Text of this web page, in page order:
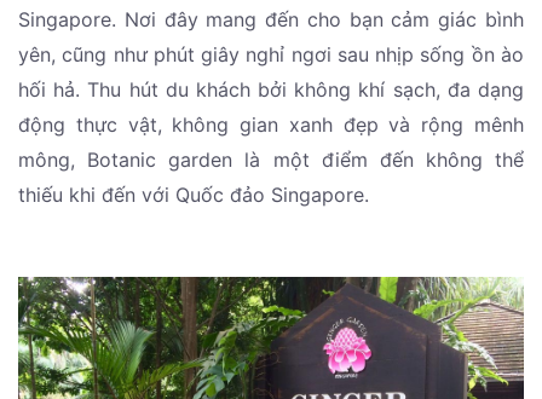
Singapore. Nơi đây mang đến cho bạn cảm giác bình
yên, cũng như phút giây nghỉ ngơi sau nhịp sống ồn ào
hối hả. Thu hút du khách bởi không khí sạch, đa dạng
động thực vật, không gian xanh đẹp và rộng mênh
mông, Botanic garden là một điểm đến không thể
thiếu khi đến với Quốc đảo Singapore.